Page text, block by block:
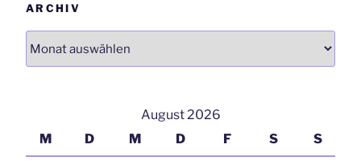
ARCHIV
August 2026
M
D M D F S S